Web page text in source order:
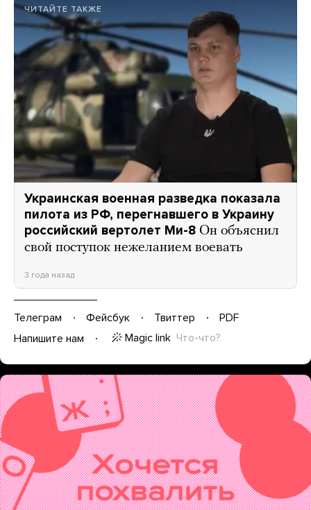
ЧИТАЙТЕ ТАКЖЕ
Украинская военная разведка показала
пилота из РФ, перегнавшего в Украину
российский вертолет Ми-8 Он объяснил
свой поступок нежеланием воевать
3 года назад
Телеграм Фейсбук Твиттер
PDF
Напишите нам
Magic link Что-что?